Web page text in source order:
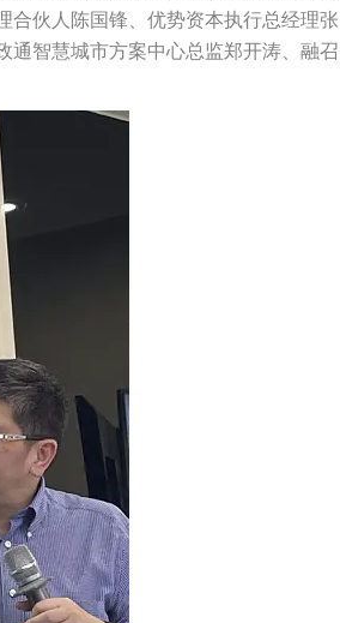
合伙人陈国锋、优势资本执行总经理张
通智慧城市方案中心总监郑开涛、融召